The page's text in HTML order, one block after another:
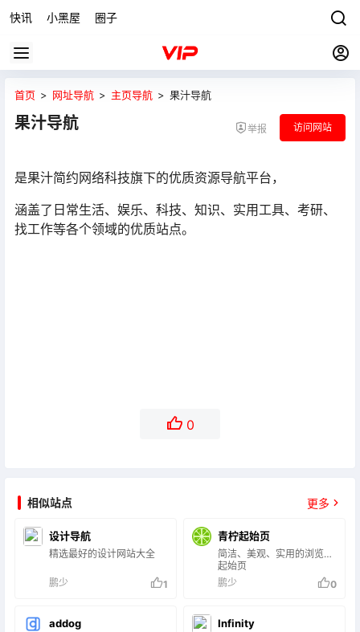
快讯 小黑屋 圈子
首页 > 网址导航 > 主页导航 > 果汁导航
果汁导航 举报 访问网站
是果汁简约网络科技旗下的优质资源导航平台，
涵盖了日常生活、娱乐、科技、知识、实用工具、考研、
找工作等各个领域的优质站点。
0
相似站点 更多
设计导航
精选最好的设计网站大全
鹏少 1
青柠起始页
简洁、美观、实用的浏览器
起始页
鹏少
0
addog Infinity